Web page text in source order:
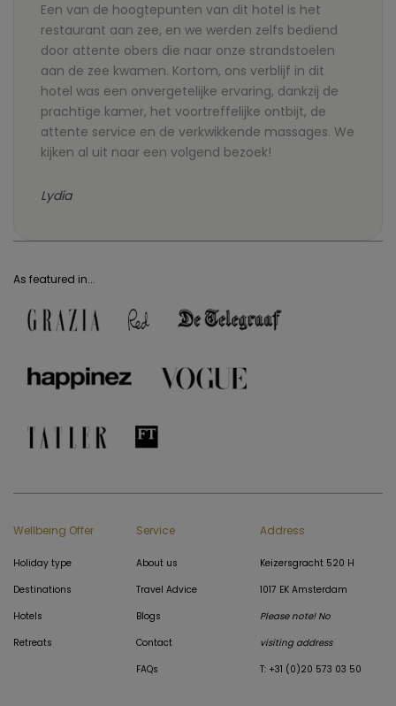
Een van de hoogtepunten van dit hotel is het
restaurant aan zee, en we werden zelfs bediend
door attente obers die naar onze strandstoelen
aan de zee kwamen. Kortom, ons verblijf in dit
hotel was een onvergetelijke ervaring, dankzij de
prachtige kamer, het voortreffelijke ontbijt, de
attente service en de verkwikkende massages. We
kijken al uit naar een volgend bezoek!
Lydia
As featured in...
Wellbeing Offer
Holiday type
Destinations
Hotels
Retreats
Service
About us
Travel Advice
Blogs
Contact
FAQs
Address
Keizersgracht 520 H
1017 EK Amsterdam
Please note! No
visiting address
T: +31 (0)20 573 03 50